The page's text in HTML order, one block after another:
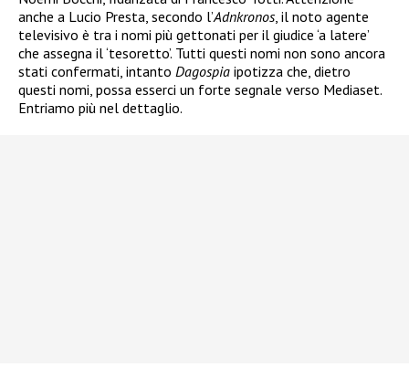
anche a Lucio Presta, secondo l’Adnkronos, il noto agente
televisivo è tra i nomi più gettonati per il giudice ‘a latere’
che assegna il ‘tesoretto’. Tutti questi nomi non sono ancora
stati confermati, intanto Dagospia ipotizza che, dietro
questi nomi, possa esserci un forte segnale verso Mediaset.
Entriamo più nel dettaglio.